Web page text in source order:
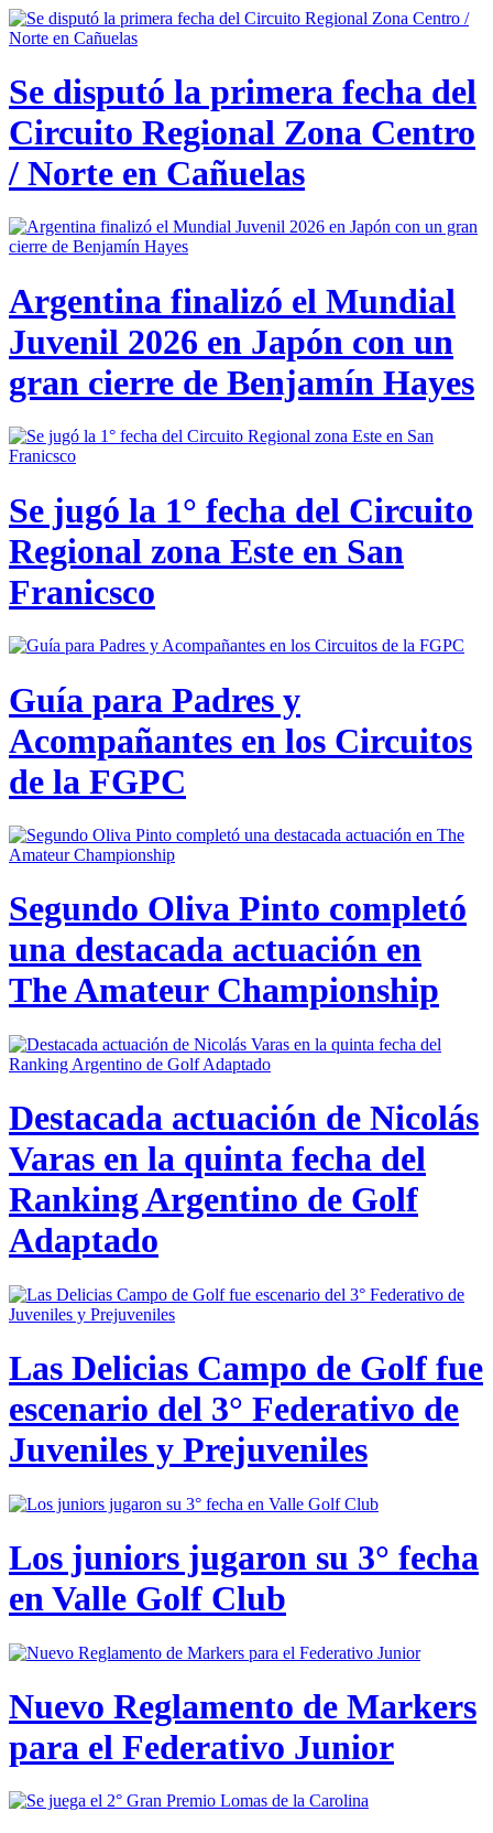
Se disputó la primera fecha del
Circuito Regional Zona Centro
/ Norte en Cañuelas
Argentina finalizó el Mundial
Juvenil 2026 en Japón con un
gran cierre de Benjamín Hayes
Se jugó la 1° fecha del Circuito
Regional zona Este en San
Franicsco
Guía para Padres y
Acompañantes en los Circuitos
de la FGPC
Segundo Oliva Pinto completó
una destacada actuación en
The Amateur Championship
Destacada actuación de Nicolás
Varas en la quinta fecha del
Ranking Argentino de Golf
Adaptado
Las Delicias Campo de Golf fue
escenario del 3° Federativo de
Juveniles y Prejuveniles
Los juniors jugaron su 3° fecha
en Valle Golf Club
Nuevo Reglamento de Markers
para el Federativo Junior